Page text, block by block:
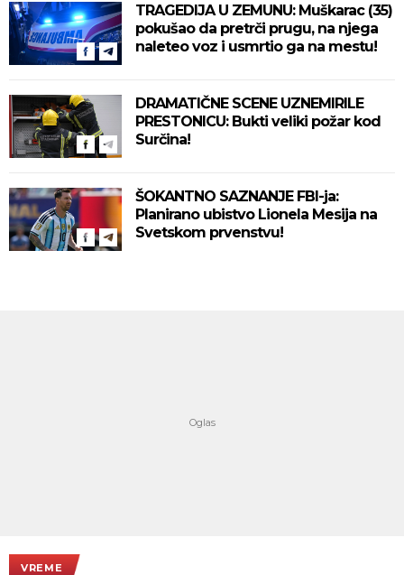
TRAGEDIJA U ZEMUNU: Muškarac (35)
pokušao da pretrči prugu, na njega
naleteo voz i usmrtio ga na mestu!
DRAMATIČNE SCENE UZNEMIRILE
PRESTONICU: Bukti veliki požar kod
Surčina!
ŠOKANTNO SAZNANJE FBI-ja:
Planirano ubistvo Lionela Mesija na
Svetskom prvenstvu!
VREME